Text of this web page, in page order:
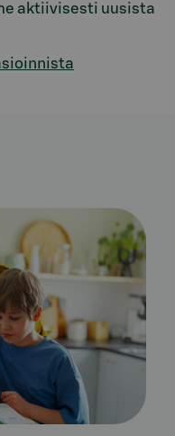
aktiivisesti uusista